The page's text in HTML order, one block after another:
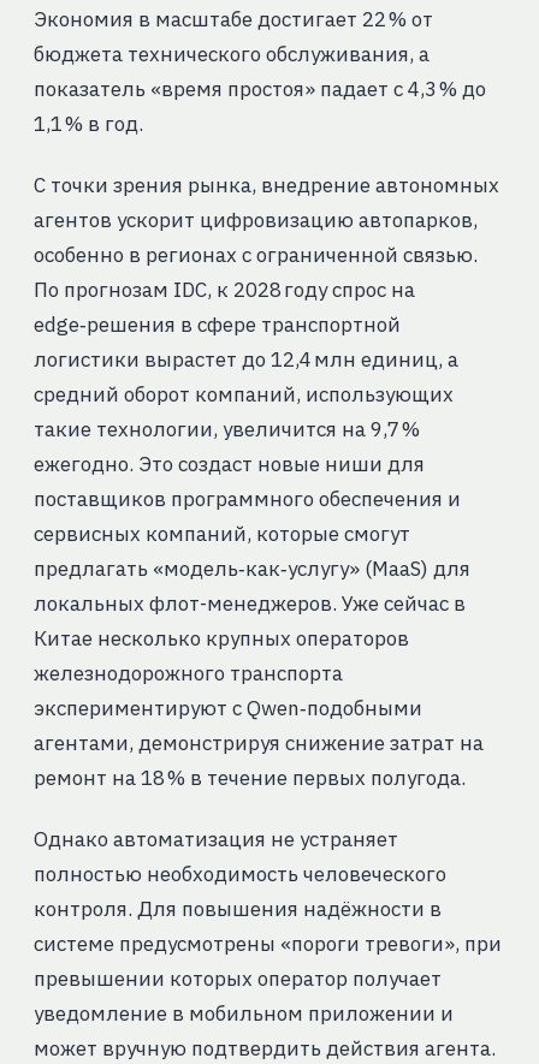
Экономия в масштабе достигает 22 % от
бюджета технического обслуживания, а
показатель «время простоя» падает с 4,3 % до
1,1 % в год.
С точки зрения рынка, внедрение автономных
агентов ускорит цифровизацию автопарков,
особенно в регионах с ограниченной связью.
По прогнозам IDC, к 2028 году спрос на
edge‑решения в сфере транспортной
логистики вырастет до 12,4 млн единиц, а
средний оборот компаний, использующих
такие технологии, увеличится на 9,7 %
ежегодно. Это создаст новые ниши для
поставщиков программного обеспечения и
сервисных компаний, которые смогут
предлагать «модель‑как‑услугу» (MaaS) для
локальных флот-менеджеров. Уже сейчас в
Китае несколько крупных операторов
железнодорожного транспорта
экспериментируют с Qwen‑подобными
агентами, демонстрируя снижение затрат на
ремонт на 18 % в течение первых полугода.
Однако автоматизация не устраняет
полностью необходимость человеческого
контроля. Для повышения надёжности в
системе предусмотрены «пороги тревоги», при
превышении которых оператор получает
уведомление в мобильном приложении и
может вручную подтвердить действия агента.